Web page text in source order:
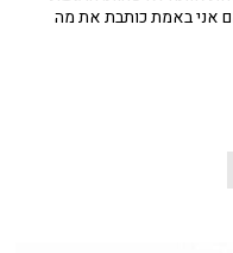
אני באמת כותבת את מה